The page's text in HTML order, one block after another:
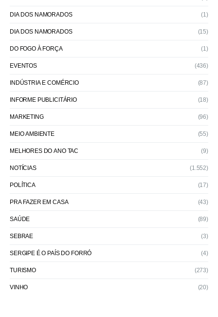
DIA DOS NAMORADOS (1)
DIA DOS NAMORADOS (15)
DO FOGO À FORÇA (1)
EVENTOS (436)
INDÚSTRIA E COMÉRCIO (87)
INFORME PUBLICITÁRIO (18)
MARKETING (96)
MEIO AMBIENTE (55)
MELHORES DO ANO TAC (9)
NOTÍCIAS (1.552)
POLÍTICA (17)
PRA FAZER EM CASA (43)
SAÚDE (89)
SEBRAE (3)
SERGIPE É O PAÍS DO FORRÓ (4)
TURISMO (273)
VINHO (20)